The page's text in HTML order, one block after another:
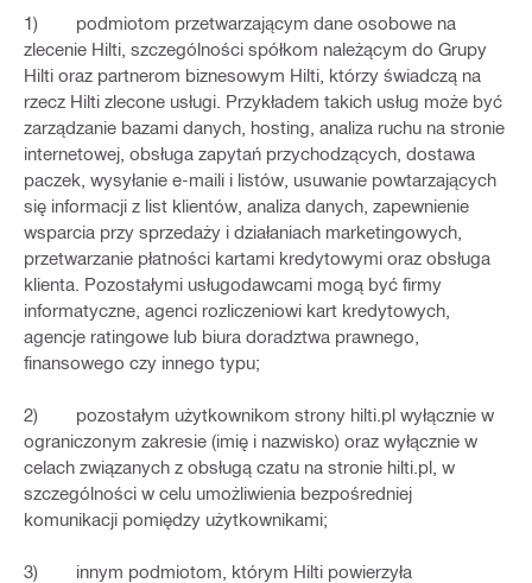
1) podmiotom przetwarzającym dane osobowe na
zlecenie Hilti, szczególności spółkom należącym do Grupy
Hilti oraz partnerom biznesowym Hilti, którzy świadczą na
rzecz Hilti zlecone usługi. Przykładem takich usług może być
zarządzanie bazami danych, hosting, analiza ruchu na stronie
internetowej, obsługa zapytań przychodzących, dostawa
paczek, wysyłanie e-maili i listów, usuwanie powtarzających
się informacji z list klientów, analiza danych, zapewnienie
wsparcia przy sprzedaży i działaniach marketingowych,
przetwarzanie płatności kartami kredytowymi oraz obsługa
klienta. Pozostałymi usługodawcami mogą być firmy
informatyczne, agenci rozliczeniowi kart kredytowych,
agencje ratingowe lub biura doradztwa prawnego,
finansowego czy innego typu;
2) pozostałym użytkownikom strony hilti.pl wyłącznie w
ograniczonym zakresie (imię i nazwisko) oraz wyłącznie w
celach związanych z obsługą czatu na stronie hilti.pl, w
szczególności w celu umożliwienia bezpośredniej
komunikacji pomiędzy użytkownikami;
3) innym podmiotom, którym Hilti powierzyła